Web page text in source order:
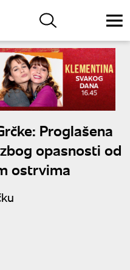
Proglašena
opasnosti od
ostrvima